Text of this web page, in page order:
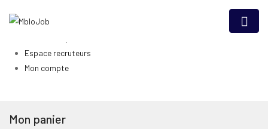
Talents
Espace recruteurs
Mon compte
Mon panier